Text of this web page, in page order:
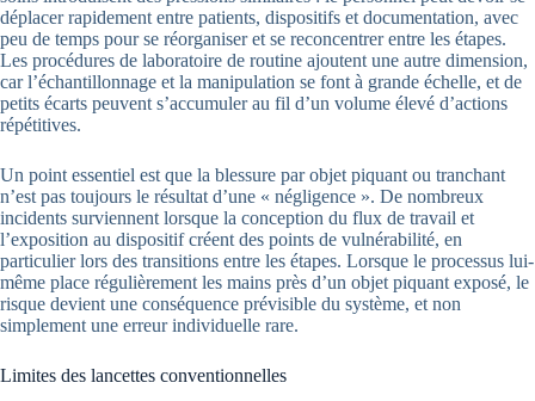
déplacer rapidement entre patients, dispositifs et documentation, avec
peu de temps pour se réorganiser et se reconcentrer entre les étapes.
Les procédures de laboratoire de routine ajoutent une autre dimension,
car l’échantillonnage et la manipulation se font à grande échelle, et de
petits écarts peuvent s’accumuler au fil d’un volume élevé d’actions
répétitives.
Un point essentiel est que la blessure par objet piquant ou tranchant
n’est pas toujours le résultat d’une « négligence ». De nombreux
incidents surviennent lorsque la conception du flux de travail et
l’exposition au dispositif créent des points de vulnérabilité, en
particulier lors des transitions entre les étapes. Lorsque le processus lui-
même place régulièrement les mains près d’un objet piquant exposé, le
risque devient une conséquence prévisible du système, et non
simplement une erreur individuelle rare.
Limites des lancettes conventionnelles